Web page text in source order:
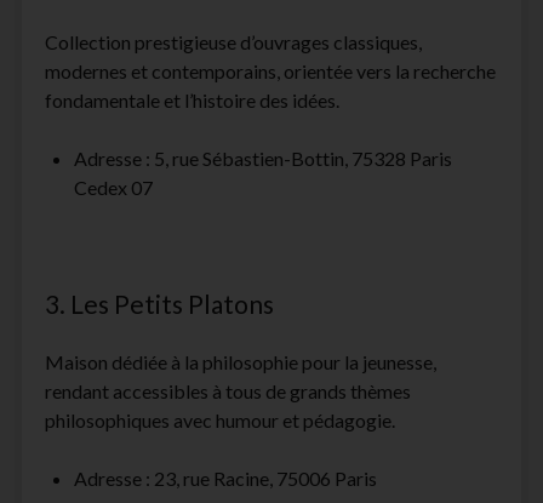
Collection prestigieuse d’ouvrages classiques,
modernes et contemporains, orientée vers la recherche
fondamentale et l’histoire des idées.
Adresse : 5, rue Sébastien-Bottin, 75328 Paris
Cedex 07
3. Les Petits Platons
Maison dédiée à la philosophie pour la jeunesse,
rendant accessibles à tous de grands thèmes
philosophiques avec humour et pédagogie.
Adresse : 23, rue Racine, 75006 Paris